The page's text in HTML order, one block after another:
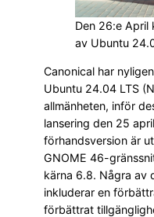
Den 26:e April
av Ubuntu
Canonical har
Ubuntu 24.04 LTS
allmänheten, inför
lansering den 25
förhandsversion är
GNOME 46-
kärna 6.8. Några av
inkluderar en
förbättrat